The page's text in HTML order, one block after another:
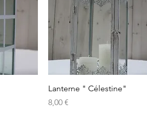
Aperçu rapide
Lanterne " Célestine"
Prix
8,00 €